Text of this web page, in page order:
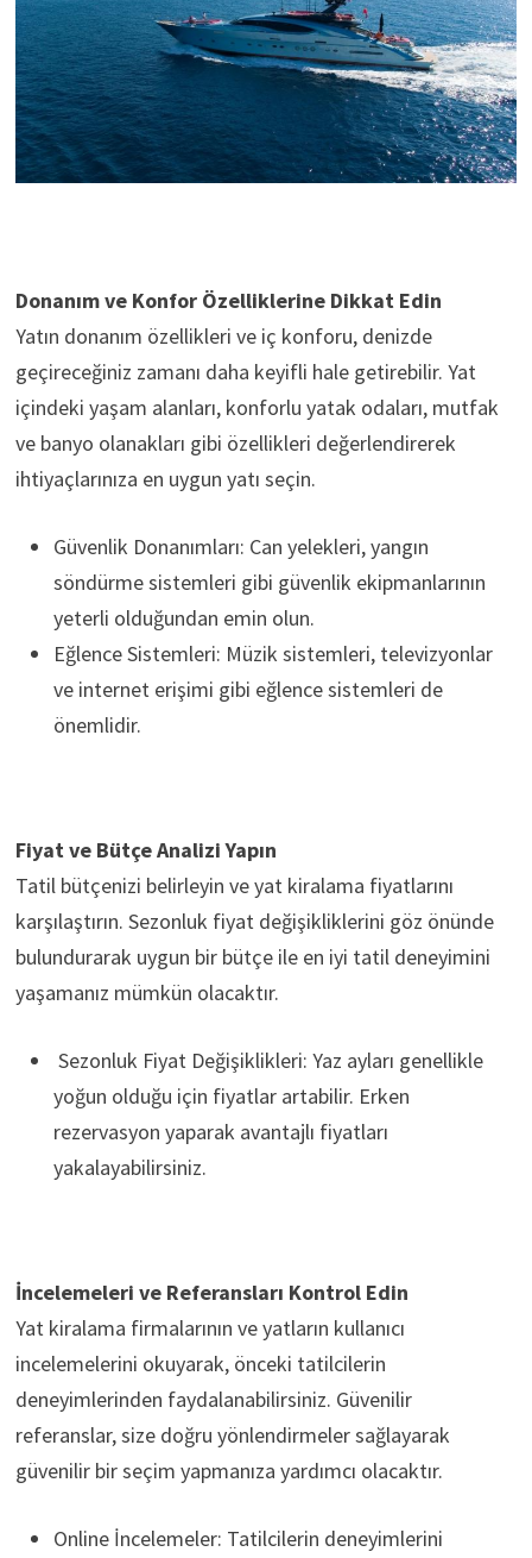
Donanım ve Konfor Özelliklerine Dikkat Edin
Yatın donanım özellikleri ve iç konforu, denizde
geçireceğiniz zamanı daha keyifli hale getirebilir. Yat
içindeki yaşam alanları, konforlu yatak odaları, mutfak
ve banyo olanakları gibi özellikleri değerlendirerek
ihtiyaçlarınıza en uygun yatı seçin.
Güvenlik Donanımları: Can yelekleri, yangın
söndürme sistemleri gibi güvenlik ekipmanlarının
yeterli olduğundan emin olun.
Eğlence Sistemleri: Müzik sistemleri, televizyonlar
ve internet erişimi gibi eğlence sistemleri de
önemlidir.
Fiyat ve Bütçe Analizi Yapın
Tatil bütçenizi belirleyin ve yat kiralama fiyatlarını
karşılaştırın. Sezonluk fiyat değişikliklerini göz önünde
bulundurarak uygun bir bütçe ile en iyi tatil deneyimini
yaşamanız mümkün olacaktır.
Sezonluk Fiyat Değişiklikleri: Yaz ayları genellikle
yoğun olduğu için fiyatlar artabilir. Erken
rezervasyon yaparak avantajlı fiyatları
yakalayabilirsiniz.
İncelemeleri ve Referansları Kontrol Edin
Yat kiralama firmalarının ve yatların kullanıcı
incelemelerini okuyarak, önceki tatilcilerin
deneyimlerinden faydalanabilirsiniz. Güvenilir
referanslar, size doğru yönlendirmeler sağlayarak
güvenilir bir seçim yapmanıza yardımcı olacaktır.
Online İncelemeler: Tatilcilerin deneyimlerini